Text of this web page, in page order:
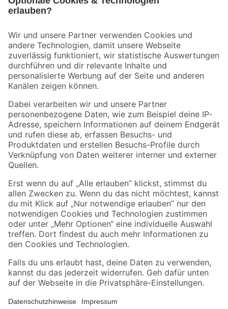
Der toom Newsletter: Keine Angebote und Aktionen mehr verpassen!
Zur Newsletter Anmeldung
Folge uns
Zahlungsarten Versandarten
Sicher einkaufen
Jetzt die toom-App herunterladen
Alle Preisangaben in EUR inkl. gesetzl. MwSt.. Die dargestellten Angebote sind unter
Umständen nicht in allen Märkten verfügbar. Die angegebenen Verfügbarkeiten beziehen
Produkte nur solange der Vorrat reicht.
*Paketversand ab 59 € versandkostenfrei, gilt nicht für Artikel mit Speditionsversand, hier